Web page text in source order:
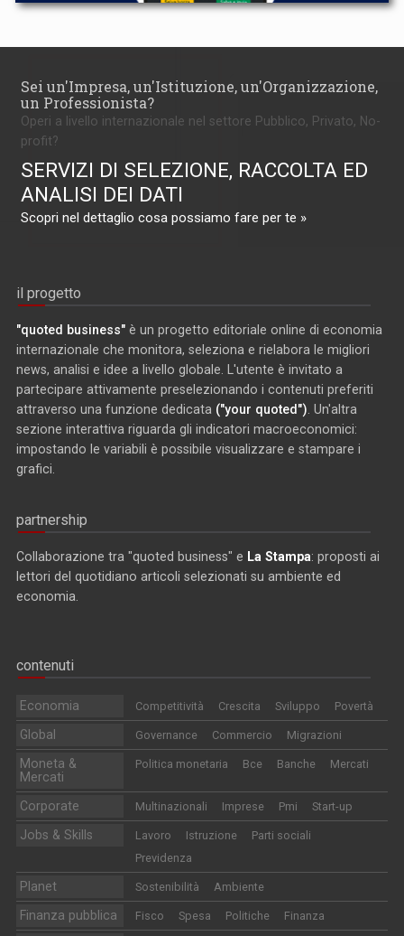
Sei un'Impresa, un'Istituzione, un'Organizzazione,
un Professionista?
Operi a livello internazionale nel settore Pubblico, Privato, No-
profit?
SERVIZI DI SELEZIONE, RACCOLTA ED
ANALISI DEI DATI
Scopri nel dettaglio cosa possiamo fare per te »
il progetto
"quoted business" è un progetto editoriale online di economia
internazionale che monitora, seleziona e rielabora le migliori
news, analisi e idee a livello globale. L'utente è invitato a
partecipare attivamente preselezionando i contenuti preferiti
attraverso una funzione dedicata ("your quoted") . Un'altra
sezione interattiva riguarda gli indicatori macroeconomici:
impostando le variabili è possibile visualizzare e stampare i
grafici.
partnership
Collaborazione tra "quoted business" e La Stampa: proposti ai
lettori del quotidiano articoli selezionati su ambiente ed
economia.
contenuti
Economia Competitività Crescita Sviluppo Povertà
Global Governance Commercio Migrazioni
Moneta &
Mercati
Politica monetaria Bce Banche Mercati
Corporate Multinazionali Imprese Pmi Start-up
Jobs & Skills Lavoro Istruzione
Parti sociali
Previdenza
Planet Sostenibilità Ambiente
Finanza pubblica Fisco Spesa Politiche Finanza